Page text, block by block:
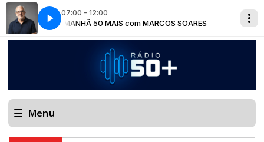
07:00 - 12:00
MANHÃ 50 MAIS com MARCOS SOARES
Menu